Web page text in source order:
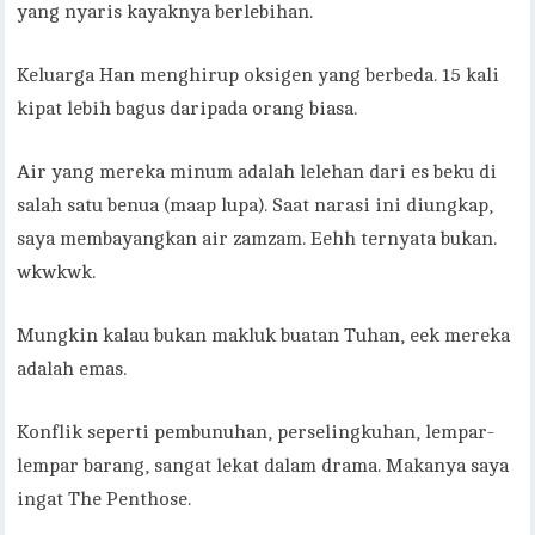
yang nyaris kayaknya berlebihan.
Keluarga Han menghirup oksigen yang berbeda. 15 kali
kipat lebih bagus daripada orang biasa.
Air yang mereka minum adalah lelehan dari es beku di
salah satu benua (maap lupa). Saat narasi ini diungkap,
saya membayangkan air zamzam. Eehh ternyata bukan.
wkwkwk.
Mungkin kalau bukan makluk buatan Tuhan, eek mereka
adalah emas.
Konflik seperti pembunuhan, perselingkuhan, lempar-
lempar barang, sangat lekat dalam drama. Makanya saya
ingat The Penthose.